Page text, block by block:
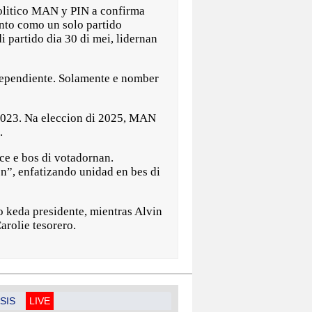
MAN y PIN a confirma
como un solo partido
partido dia 30 di mei, lidernan
Solamente e nomber
Na eleccion di 2025, MAN
e bos di votadornan.
enfatizando unidad en bes di
keda presidente, mientras Alvin
tesorero.
LIVE